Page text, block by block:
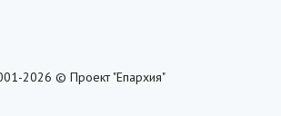
2026 © Проект "Епархия"